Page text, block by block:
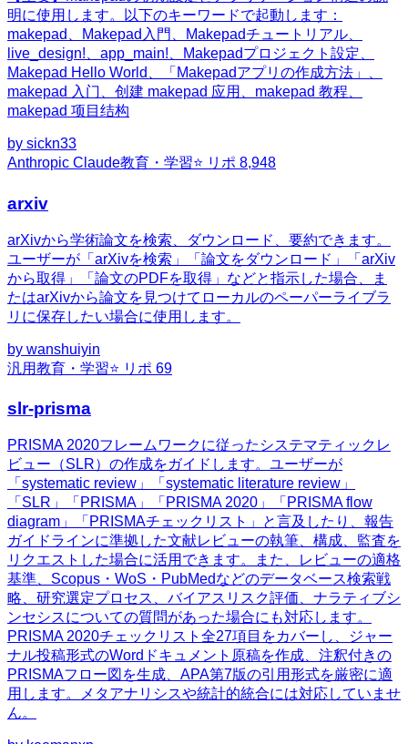
明に使用します。以下のキーワードで起動します：
makepad、Makepad入門、Makepadチュートリアル、
live_design!、app_main!、Makepadプロジェクト設定、
Makepad Hello World、「Makepadアプリの作成方法」、
makepad 入门、创建 makepad 应用、makepad 教程、
makepad 项目结构
by sickn33
Anthropic Claude教育・学習⭐ リポ 8,948
arxiv
arXivから学術論文を検索、ダウンロード、要約できます。
ユーザーが「arXivを検索」「論文をダウンロード」「arXiv
から取得」「論文のPDFを取得」などと指示した場合、ま
たはarXivから論文を見つけてローカルのペーパーライブラ
リに保存したい場合に使用します。
by wanshuiyin
汎用教育・学習⭐ リポ 69
slr-prisma
PRISMA 2020フレームワークに従ったシステマティックレ
ビュー（SLR）の作成をガイドします。ユーザーが
「systematic review」「systematic literature review」
「SLR」「PRISMA」「PRISMA 2020」「PRISMA flow
diagram」「PRISMAチェックリスト」と言及したり、報告
ガイドラインに準拠した文献レビューの執筆、構成、監査を
リクエストした場合に活用できます。また、レビューの適格
基準、Scopus・WoS・PubMedなどのデータベース検索戦
略、研究選定プロセス、バイアスリスク評価、ナラティブシ
ンセシスについての質問があった場合にも対応します。
PRISMA 2020チェックリスト全27項目をカバーし、ジャー
ナル投稿形式のWordドキュメント原稿を作成、注釈付きの
PRISMAフロー図を生成、APA第7版の引用形式を厳密に適
用します。メタアナリシスや統計的統合には対応していませ
ん。